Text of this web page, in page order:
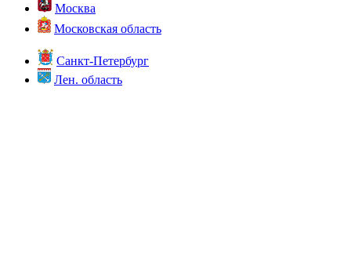
Москва
Московская область
Санкт-Петербург
Лен. область